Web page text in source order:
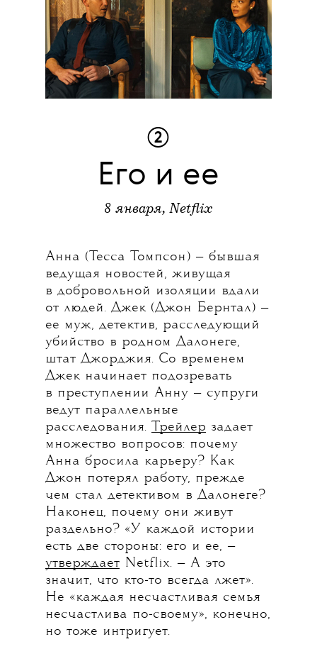
②
Его и ее
8 января, Netflix
Анна (Тесса Томпсон) — бывшая
ведущая новостей, живущая
в добровольной изоляции вдали
от людей. Джек (Джон Бернтал) —
ее муж, детектив, расследующий
убийство в родном Далонеге,
штат Джорджия. Со временем
Джек начинает подозревать
в преступлении Анну — супруги
ведут параллельные
расследования.
Трейлер задает
множество вопросов: почему
Анна бросила карьеру? Как
Джон потерял работу, прежде
чем стал детективом в Далонеге?
Наконец, почему они живут
раздельно? «У каждой истории
есть две стороны: его и ее, —
утверждает Netflix. — А это
значит, что кто-то всегда лжет».
Не «каждая несчастливая семья
несчастлива по-своему», конечно,
но тоже интригует.